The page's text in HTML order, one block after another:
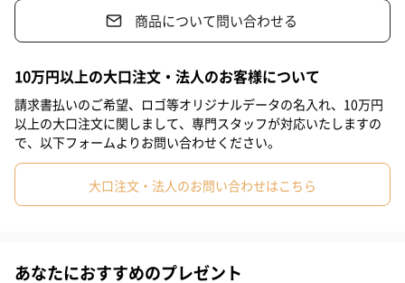
の方への贈り物にもおすすめです。
一番人気のテーブルスプーン、テーブルフォークのペアセット。
カレーやパスタにしっかりとしたサイズで実用的。
たくさんの魅力
シンプルなデザインのため、和洋中どの食器にも合わせやすく使
#20代後半 #30代 #40代 #50代
商品について問い合わせる
10万円以上の大口注文・法人のお客様について
請求書払いのご希望、ロゴ等オリジナルデータの名入れ、10万円
以上の大口注文に関しまして、専門スタッフが対応いたしますの
で、以下フォームよりお問い合わせください。
大口注文・法人のお問い合わせはこちら
あなたにおすすめのプレゼント